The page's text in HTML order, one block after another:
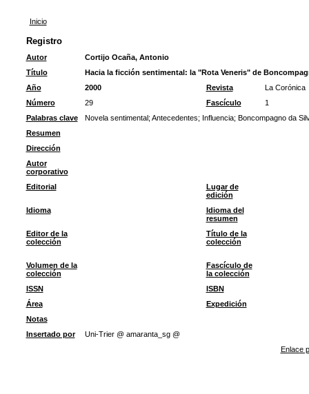
Inicio
Registro
Autor
Cortijo Ocaña, Antonio
Título
Hacia la ficción sentimental: la "Rota Veneris" de
Año
2000 Revista
La Corónica
Número
29 Fascículo
1
Palabras clave
Novela sentimental; Antecedentes; Influencia; Boncompagno da
Resumen
Dirección
Autor
corporativo
Editorial
Lugar de
edición
Idioma
Idioma del
resumen
Editor de la
colección
Título de la
colección
Volumen de la
colección
Fascículo de
la colección
ISSN
ISBN
Área
Expedición
Notas
Insertado por
Uni-Trier @ amaranta_sg @
Enlace